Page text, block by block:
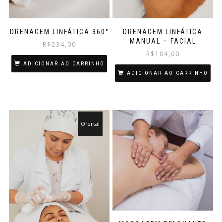
DRENAGEM LINFÁTICA 360°
R$234,00
ADICIONAR AO CARRINHO
DRENAGEM LINFÁTICA
MANUAL – FACIAL
R$ 104,00
ADICIONAR AO CARRINHO
Oferta!